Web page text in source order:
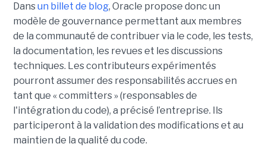
Dansun billet de blog, Oracle propose donc un
modèle de gouvernance permettant aux membres
de la communauté de contribuer via le code, les tests,
la documentation, les revues et les discussions
techniques. Les contributeurs expérimentés
pourront assumer des responsabilités accrues en
tant que « committers » (responsables de
l'intégration du code), a précisé l’entreprise. Ils
participeront à la validation des modifications et au
maintien de la qualité du code.